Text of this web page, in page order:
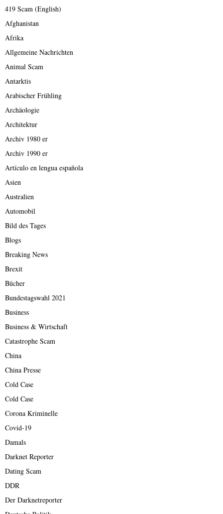
419 Scam (English)
Afghanistan
Afrika
Allgemeine Nachrichten
Animal Scam
Antarktis
Arabischer Frühling
Archäologie
Architektur
Archiv 1980 er
Archiv 1990 er
Artículo en lengua española
Asien
Australien
Automobil
Bild des Tages
Blogs
Breaking News
Brexit
Bücher
Bundestagswahl 2021
Business
Business & Wirtschaft
Catastrophe Scam
China
China Presse
Cold Case
Cold Case
Corona Kriminelle
Covid-19
Damals
Darknet Reporter
Dating Scam
DDR
Der Darknetreporter